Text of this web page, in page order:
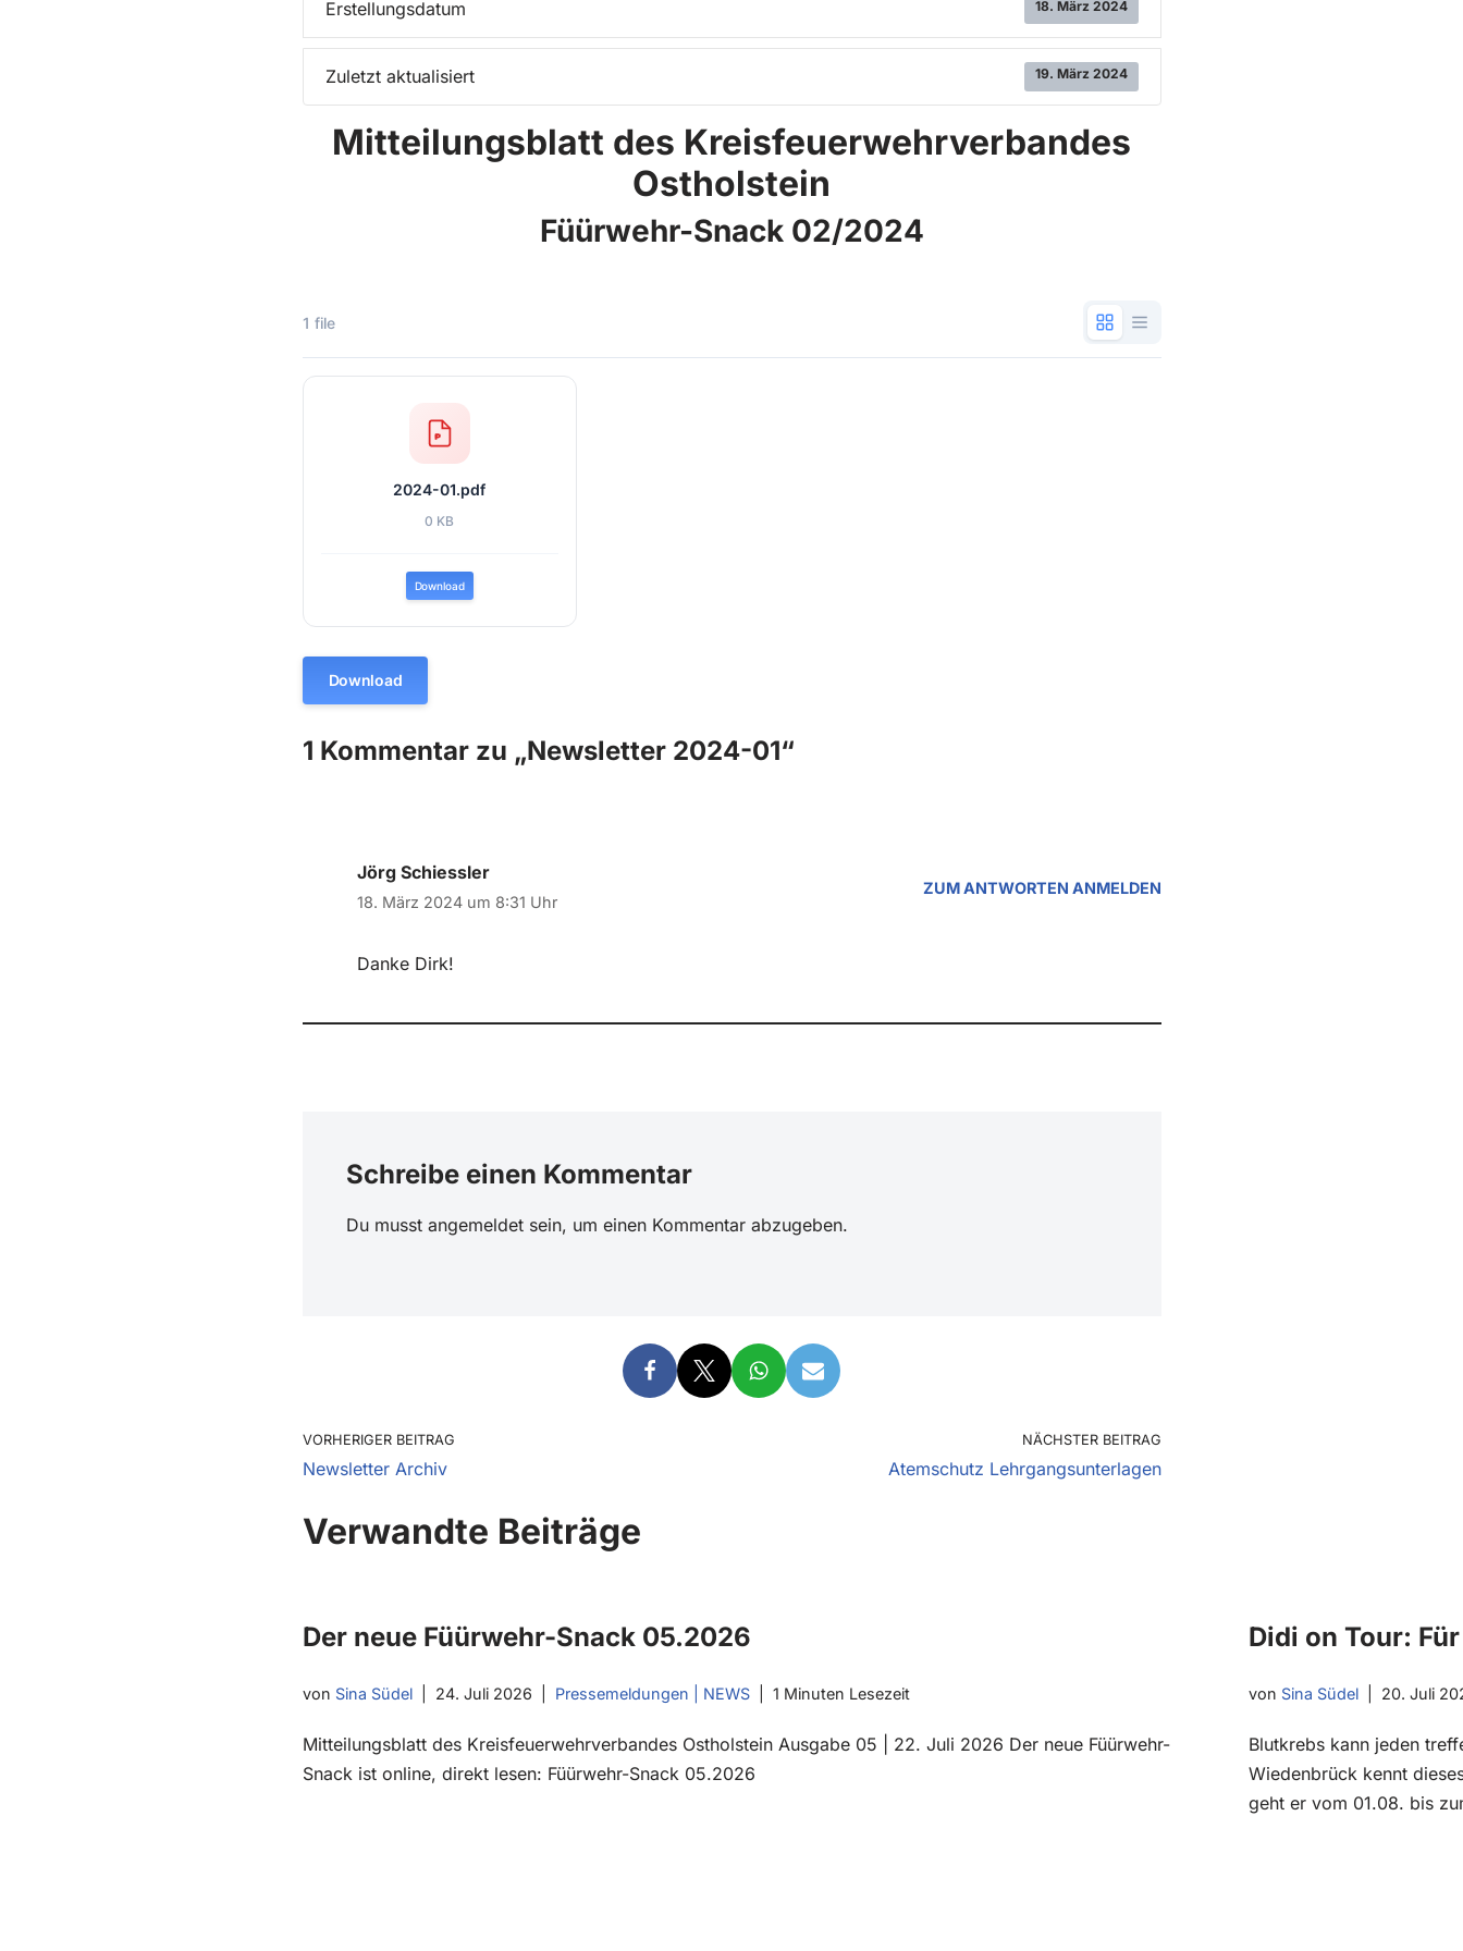
Erstellungsdatum 18. März 2024
Zuletzt aktualisiert 19. März 2024
Mitteilungsblatt des Kreisfeuerwehrverbandes
Ostholstein
Füürwehr-Snack 02/2024
1 file
2024-01.pdf
0 KB
Download
Download
1 Kommentar zu „Newsletter 2024-01“
Jörg Schiessler
18. März 2024 um 8:31 Uhr
ZUM ANTWORTEN ANMELDEN
Danke Dirk!
Schreibe einen Kommentar
Du musst angemeldetsein, um einen Kommentar abzugeben.
VORHERIGER BEITRAG
Newsletter Archiv
NÄCHSTER BEITRAG
Atemschutz Lehrgangsunterlagen
Verwandte Beiträge
Der neue Füürwehr-Snack 05.2026
von Sina Südel 24. Juli 2026 Pressemeldungen | NEWS 1 Minuten Lesezeit
Mitteilungsblatt des Kreisfeuerwehrverbandes Ostholstein Ausgabe 05 | 22. Juli 2026 Der neue Füürwehr-
Snack ist online, direkt lesen: Füürwehr-Snack 05.2026
Didi on Tour:
von Sina Südel 20. Juli
Blutkrebs kann jeden
Wiedenbrück kennt
geht er vom 01.08. bis